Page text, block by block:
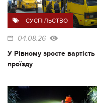
СУСПІЛЬСТВО
04.08.26
У Рівному зросте вартість
проїзду